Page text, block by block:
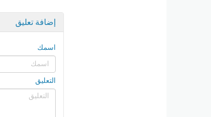
إضافة تعليق
اسمك
التعليق